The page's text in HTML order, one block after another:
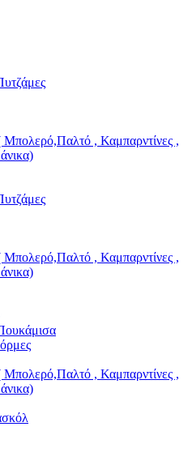
, Καμπαρντίνες ,
, Καμπαρντίνες ,
, Καμπαρντίνες ,